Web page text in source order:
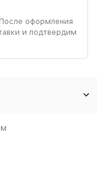
оформления
и подтвердим